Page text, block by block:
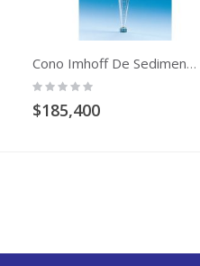
Cono Imhoff De Sedimentación Graduada 0-1000 Ml Con Tapón A Rosca
Rating:
$185,400